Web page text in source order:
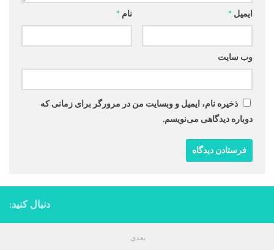
نام * ایمیل *
وب‌ سایت
ذخیره نام، ایمیل و وبسایت من در مرورگر برای زمانی که
دوباره دیدگاهی می‌نویسم.
دنبال کنید:
بعدی